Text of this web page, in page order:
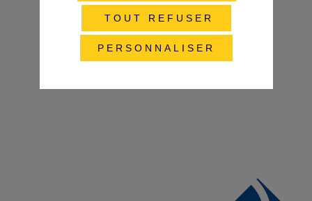
TOUT REFUSER
PERSONNALISER